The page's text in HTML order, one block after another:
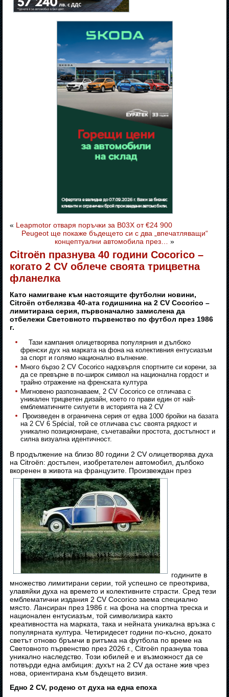
« Leapmotor отваря поръчки за B03X от €24 900
Peugeot ще покаже бъдещето си с два „впечатляващи“
концептуални автомобила през… »
Citroën празнува 40 години Cocorico –
когато 2 CV облече своята трицветна
фланелка
Като намигване към настоящите футболни новини,
Citroën отбелязва 40-ата годишнина на 2 CV Cocorico –
лимитирана серия, първоначално замислена да
отбележи Световното първенство по футбол през 1986
г.
Тази кампания олицетворява популярния и дълбоко
френски дух на марката на фона на колективния ентусиазъм
за спорт и голямо национално вълнение.
Много бързо 2 CV Cocorico надхвърля спортните си корени, за
да се превърне в по-широк символ на национална гордост и
трайно отражение на френската култура
Мигновено разпознаваем, 2 CV Cocorico се отличава с
уникален трицветен дизайн, което го прави един от най-
емблематичните силуети в историята на 2 CV
Произведен в ограничена серия от едва 1000 бройки на базата
на 2 CV 6 Spécial, той се отличава със своята рядкост и
уникално позициониране, съчетавайки простота, достъпност и
силна визуална идентичност.
В продължение на близо 80 години 2 CV олицетворява духа
на Citroën: достъпен, изобретателен автомобил, дълбоко
вкоренен в живота на французите. Произвеждан през
годините в
множество лимитирани серии, той успешно се преоткрива,
улавяйки духа на времето и колективните страсти. Сред тези
емблематични издания 2 CV Cocorico заема специално
място. Лансиран през 1986 г. на фона на спортна треска и
национален ентусиазъм, той символизира както
креативността на марката, така и нейната уникална връзка с
популярната култура. Четиридесет години по-късно, докато
светът отново бръмчи в ритъма на футбола по време на
Световното първенство през 2026 г., Citroën празнува това
уникално наследство. Този юбилей е и възможност да се
потвърди една амбиция: духът на 2 CV да остане жив чрез
нова, ориентирана към бъдещето визия.
Едно 2 CV, родено от духа на една епоха